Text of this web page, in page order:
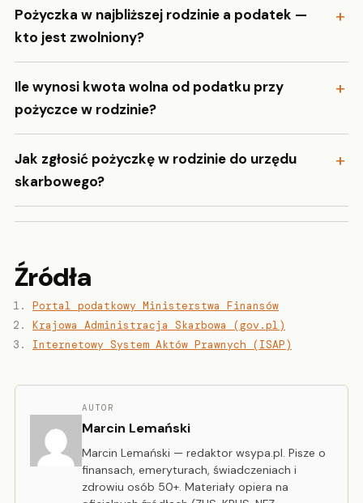
Pożyczka w najbliższej rodzinie a podatek —
kto jest zwolniony?
Ile wynosi kwota wolna od podatku przy
pożyczce w rodzinie?
Jak zgłosić pożyczkę w rodzinie do urzędu
skarbowego?
Źródła
Portal podatkowy Ministerstwa Finansów
Krajowa Administracja Skarbowa (gov.pl)
Internetowy System Aktów Prawnych (ISAP)
AUTOR
Marcin Lemański
Marcin Lemański — redaktor wsypa.pl. Pisze o
finansach, emeryturach, świadczeniach i
zdrowiu osób 50+. Materiały opiera na